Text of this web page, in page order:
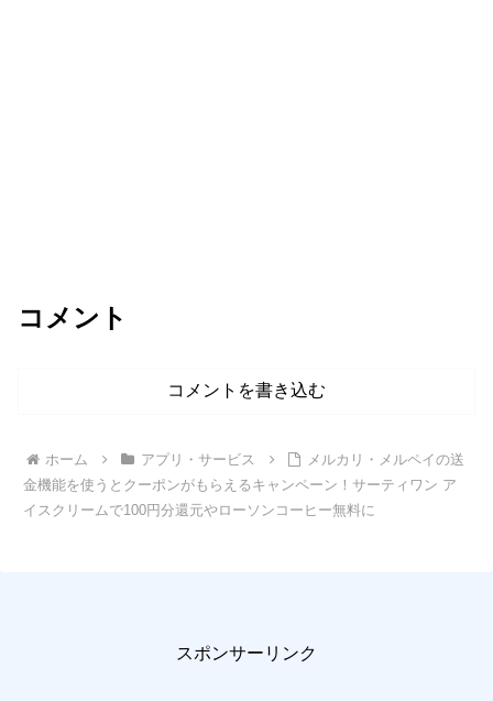
コメント
コメントを書き込む
ホーム アプリ・サービス
メルカリ・メルペイの送
金機能を使うとクーポンがもらえるキャンペーン！サーティワン ア
イスクリームで100円分還元やローソンコーヒー無料に
スポンサーリンク